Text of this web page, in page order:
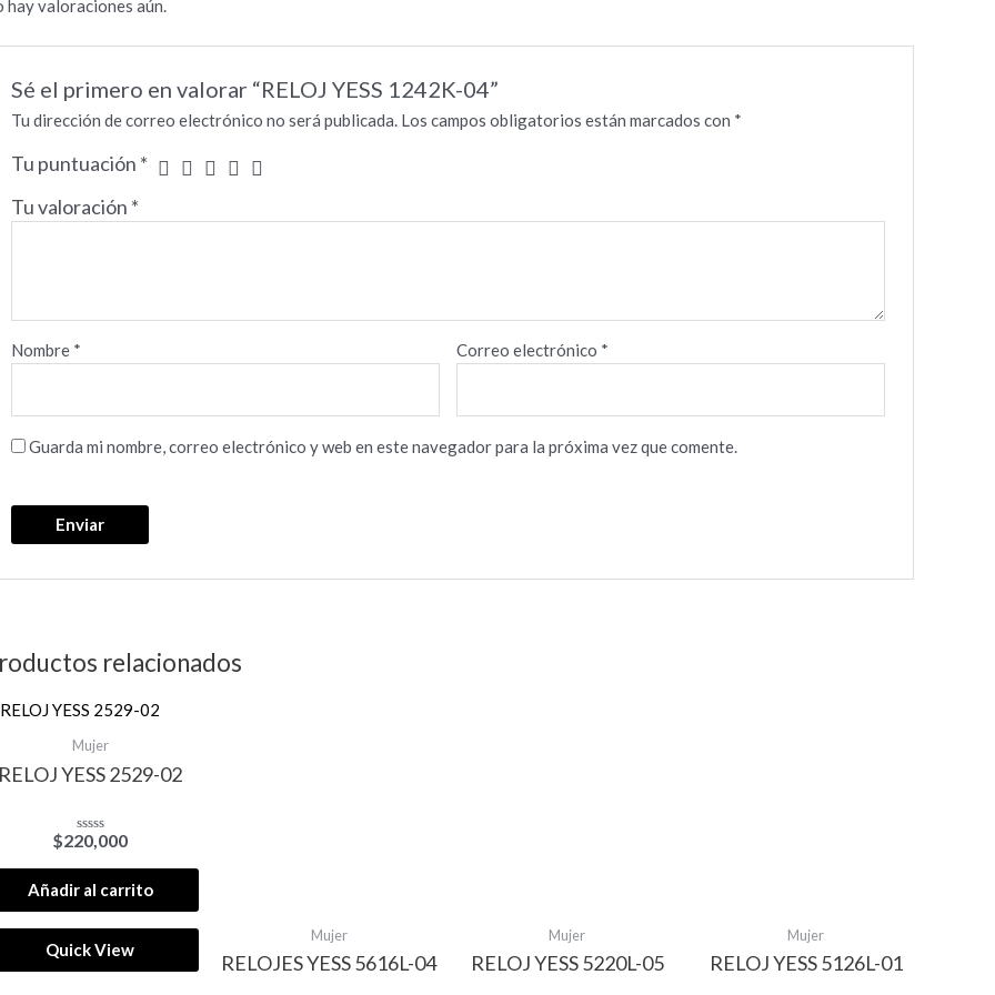
hay valoraciones aún.
Sé el primero en valorar “RELOJ YESS 1242K-04”
Tu dirección de correo electrónico no será publicada. Los campos obligatorios están marcados con *
Tu puntuación *
Tu valoración *
Nombre * Correo electrónico *
Guarda mi nombre, correo electrónico y web en este navegador para la próxima vez que comente.
relacionados
Mujer
YESS 2529-02
Valorado
0
de
5
$220,000
Añadir al carrito
Quick View
Mujer
RELOJES YESS 5616L-04
Mujer
RELOJ YESS 5220L-05
Mujer
RELOJ YESS 5126L-01